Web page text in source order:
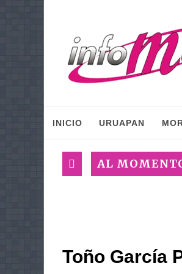
INICIO URUAPAN
AL
Toño García